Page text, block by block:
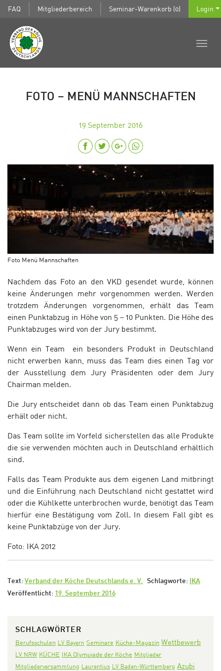
FAQ Mitgliederbereich Seminar-Warenkorb (0) Login
FOTO – MENÜ MANNSCHAFTEN
19 September 2016
Foto Menü Mannschaften
Nachdem das Foto an den VKD gesendet wurde, können
keine Änderungen mehr vorgenommen werden. Werden
trotzdem Änderungen vorgenommen, erhält das Team
einen Punktabzug in Höhe von 5 – 10 Punkten. Die Höhe des
Punktabzuges wird von der Jury bestimmt.
Wenn ein Team ein besonders Produkt in Deutschland
nicht erwerben kann, muss das Team dies einen Tag vor
der Ausstellung dem Jury Präsidenten oder dem Jury
Chairman melden.
Die Jury entscheidet dann ob das Team einen Punktabzug
erhält oder nicht.
Das Team sollte im Vorfeld sicherstellen das alle Produkte
die sie verwenden möchten auch in Deutschland erhältlich
sind.
Falls das Team Produkte aus dem eigenen Land mitbringt
und die Einführung nach Deutschland nicht gestattet wird
oder die Kühlkette unterbrochen wurde, benötigt das Team
hierfür eine Bestätigung vom Zoll. In diesem Fall gibt es
keine Punktabzüge von der Jury.
Foto: IKA 2012
Text: Verband der Köche Deutschlands e. V. Schlagworte:
IKA
Veröffentlicht: 19. September 2016
SCHLAGWÖRTER
Berufsschulen LV Bayern Seminare Küche-Magazin Wettbewerb
LV NRW KÜCHE IKA Olympiade der Köche Mitglieder
Mitgliederversammlung Laurentius LV Baden-Württemberg Azubi